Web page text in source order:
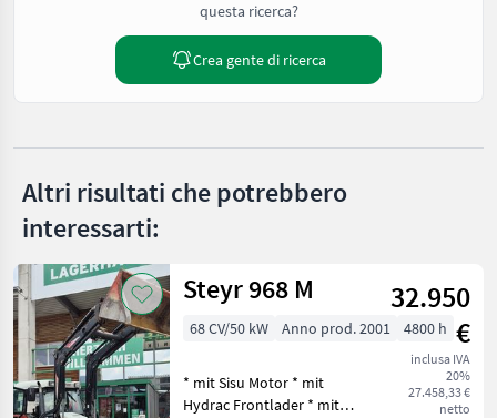
questa ricerca?
Crea gente di ricerca
Altri risultati che potrebbero
interessarti:
Steyr 968 M
32.950
€
inclusa IVA
20%
27.458,33 €
netto
68 CV/50 kW Anno prod. 2001 4800 h
* mit Sisu Motor * mit
Hydrac Frontlader * mit